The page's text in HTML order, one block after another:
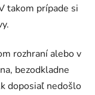
takom prípade si
rozhraní alebo v
bezodkladne
doposiaľ nedošlo